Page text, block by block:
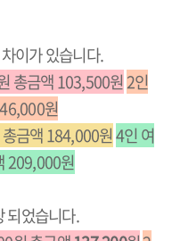
이가 있습니다.
총금액 103,500원2인
원
금액 184,000원4인 여
209,000원
되었습니다.